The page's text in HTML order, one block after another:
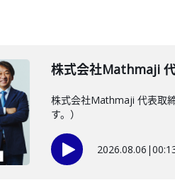
株式会社Mathmaji
株式会社Mathmaji 代表取
す。）
2026.08.06 |